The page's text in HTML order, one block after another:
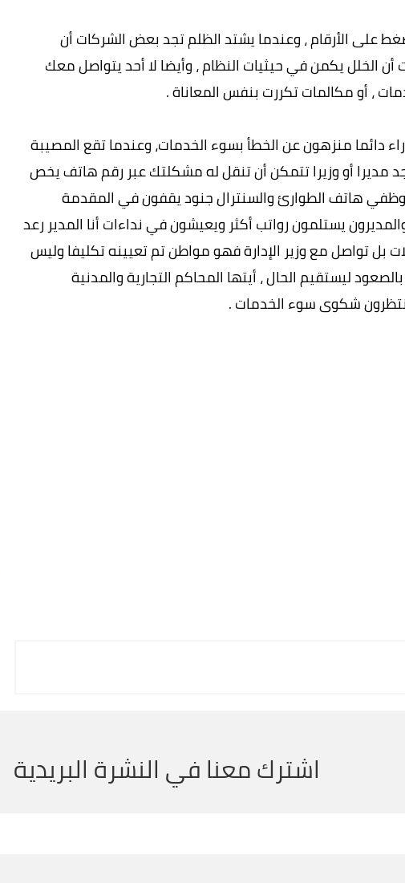
على الأرقام ، وعندما يشتد الظلم تجد بعض الشركات أن
الخلل يكمن في حيثيات النظام ، وأيضا لا أحد يتواصل معك
، أو مكالمات تكررت بنفس المعاناة .
دائما منزهون عن الخطأ بسوء الخدمات، وعندما تقع المصيبة
أو وزيرا تتمكن أن تنقل له مشكلتك عبر رقم هاتف يخص
هاتف الطوارئ والسنترال جنود يقفون في المقدمة
يستلمون رواتب أكثر ويعيشون في نداءات أنا المدير رعد
بل تواصل مع وزير الإدارة فهو مواطن تم تعيينه تكليفا وليس
ليستقيم الحال ، أيتها المحاكم التجارية والمدنية
ينتظرون شكوى سوء الخدمات .
اشترك معنا في النشرة البريدية